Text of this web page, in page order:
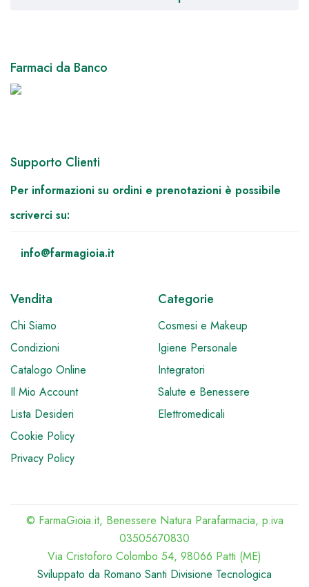
Farmaci da Banco
Supporto Clienti
Per informazioni su ordini e prenotazioni è possibile
scriverci su:
info@farmagioia.it
Vendita
Chi Siamo
Condizioni
Catalogo Online
Il Mio Account
Lista Desideri
Cookie Policy
Privacy Policy
Categorie
Cosmesi e Makeup
Igiene Personale
Integratori
Salute e Benessere
Elettromedicali
© FarmaGioia.it, Benessere Natura Parafarmacia, p.iva
03505670830
Via Cristoforo Colombo 54, 98066 Patti (ME)
Sviluppato da Romano Santi Divisione Tecnologica